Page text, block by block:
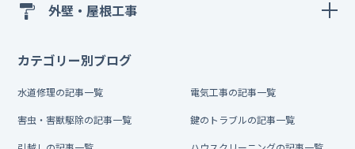
外壁・屋根工事
カテゴリー別ブログ
水道修理の記事一覧 電気工事の記事一覧
害虫・害獣駆除の記事一覧 鍵のトラブルの記事一覧